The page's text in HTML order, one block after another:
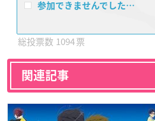
参加できませんでした…
1094
関連記事